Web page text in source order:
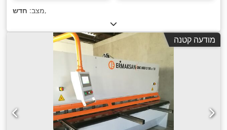
מצב: חדש ,
מודעה קטנה